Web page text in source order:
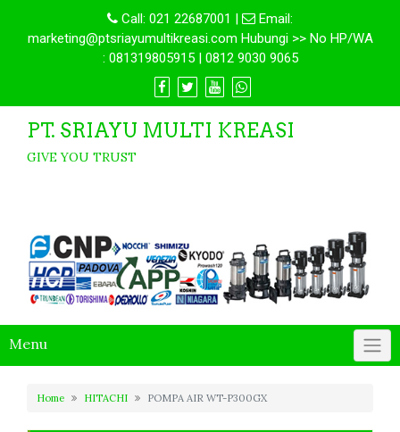
Call: 021 22687001 |
Email:
marketing@ptsriayumultikreasi.com Hubungi >> No HP/WA
: 081319805915 | 0812 9030 9065
PT. SRIAYU MULTI KREASI
GIVE YOU TRUST
Menu
Home HITACHI POMPA AIR WT-P300GX